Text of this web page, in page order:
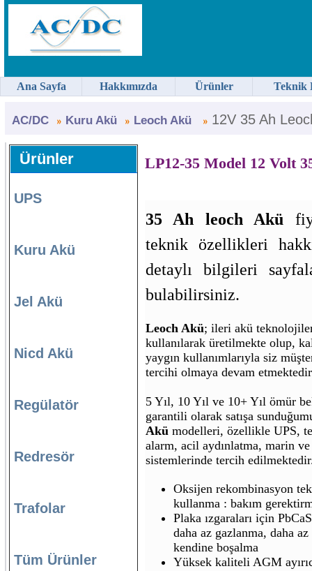
AC/DC Kuru Akü Leoch Akü 12V 35 Ah
Ürünler
UPS
Kuru Akü
Jel Akü
Nicd Akü
Regülatör
Redresör
Trafolar
Tüm Ürünler
LP12-35 Model 12 Volt
35 Ah leoch Akü
teknik özellikleri
detaylı bilgileri
bulabilirsiniz.
Leoch Akü; ileri akü
kullanılarak üretilmekte olup,
yaygın kullanımlarıyla siz
tercihi olmaya devam
5 Yıl, 10 Yıl ve 10+ Yıl ömür
garantili olarak satışa
Akümodelleri, özellikle UPS,
alarm, acil aydınlatma, marin
sistemlerinde tercih
Oksijen rekombinasyon
kullanma : bakım
Plaka ızgaraları için
daha az gazlanma, daha
kendine boşalma
Yüksek kaliteli AGM
Ana Sayfa Hakkımızda Ürünler Teknik